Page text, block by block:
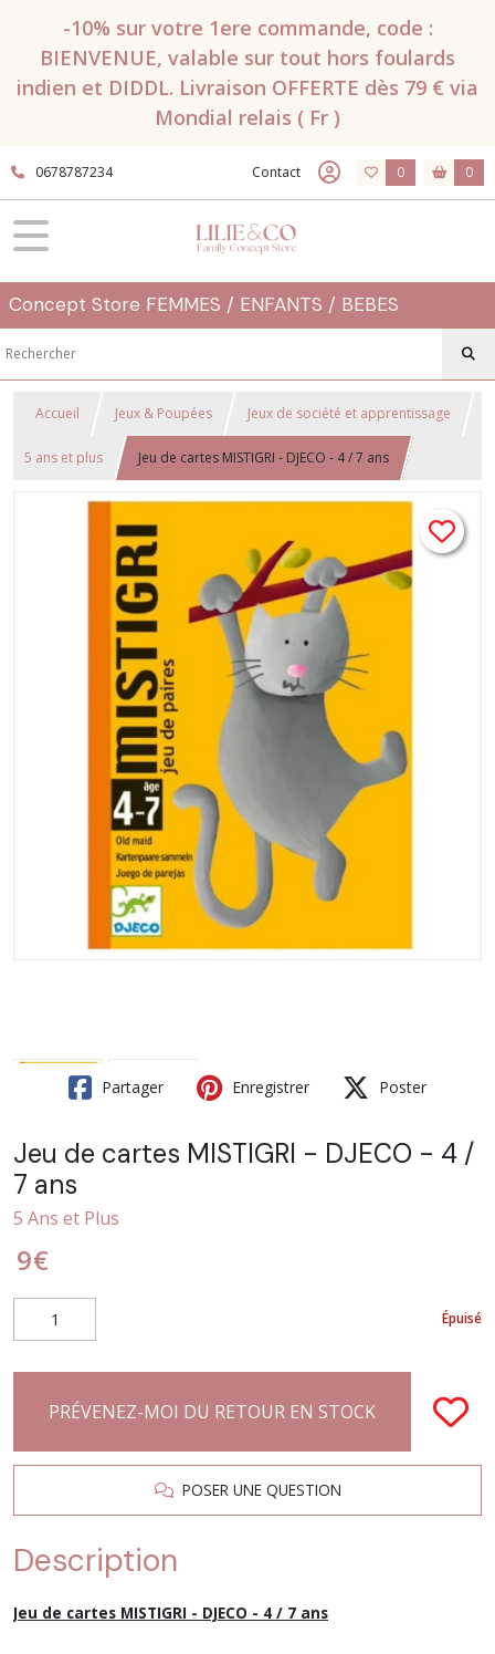
-10% sur votre 1ere commande, code :
BIENVENUE, valable sur tout hors foulards
indien et DIDDL. Livraison OFFERTE dès 79 € via
Mondial relais ( Fr )
0678787234 Contact 0 0
Concept Store FEMMES / ENFANTS / BEBES
Accueil Jeux & Poupées Jeux de société et apprentissage
5 ans et plus Jeu de cartes MISTIGRI - DJECO - 4 / 7 ans
Partager Enregistrer Poster
Jeu de cartes MISTIGRI - DJECO - 4 /
7 ans
5 Ans et Plus
9€
Épuisé
PRÉVENEZ-MOI DU RETOUR EN STOCK
POSER UNE QUESTION
Description
Jeu de cartes MISTIGRI - DJECO - 4 / 7 ans